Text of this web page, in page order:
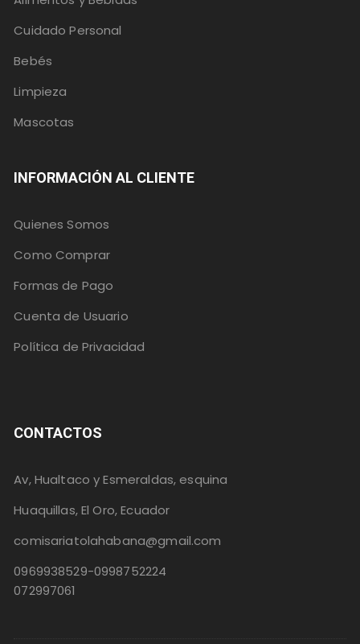
Cuidado Personal
Bebés
Limpieza
Mascotas
INFORMACIÓN AL CLIENTE
Quienes Somos
Como Comprar
Formas de Pago
Cuenta de Usuario
Política de Privacidad
CONTACTOS
Av, Hualtaco y Esmeraldas, esquina
Huaquillas, El Oro, Ecuador
comisariatolahabana@gmail.com
0969938529-0998752224
072997061